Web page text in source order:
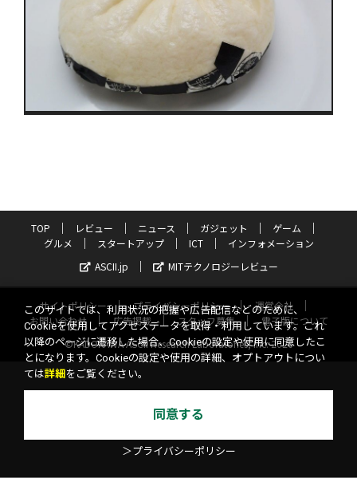
TOP レビュー ニュース ガジェット
ゲーム
グルメ
スタートアップ ICT
インフォメーション
ASCII.jp
MITテクノロジーレビュー
サイトポリシー プライバシーポリシー
運営会社
お問い合わせ
広告掲載 スタッフ募集
電子版について
©KADOKAWA ASCII Research Laboratories, Inc. 2026
このサイトでは、利用状況の把握や広告配信などのために、
Cookieを使用してアクセスデータを取得・利用しています。これ
以降のページに遷移した場合、Cookieの設定や使用に同意したこ
とになります。Cookieの設定や使用の詳細、オプトアウトについ
ては詳細 をご覧ください。
同意する
＞プライバシーポリシー